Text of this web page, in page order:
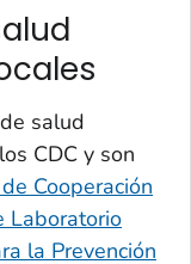
salud
CDC y son
Cooperación
Laboratorio
la Prevención